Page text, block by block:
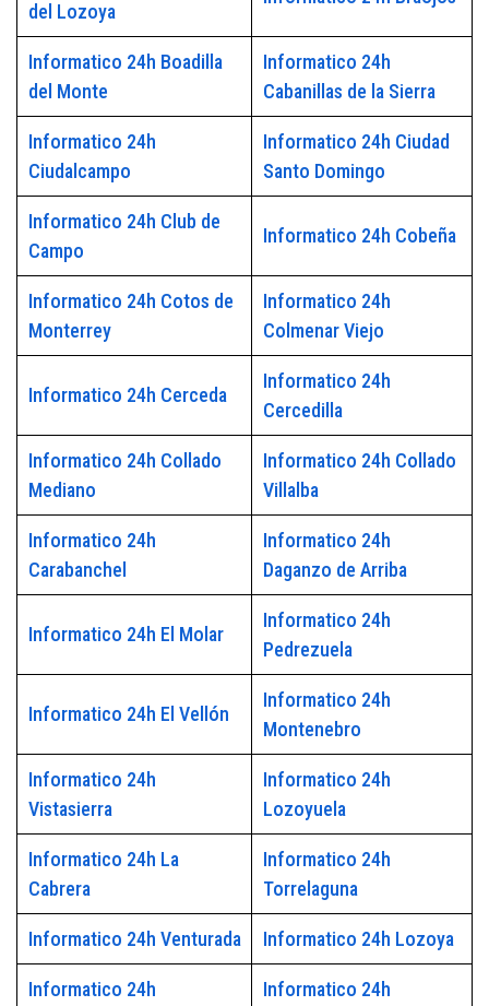
del Lozoya
Informatico 24h Boadilla
del Monte
Informatico 24h
Cabanillas de la Sierra
Informatico 24h
Ciudalcampo
Informatico 24h Ciudad
Santo Domingo
Informatico 24h Club de
Campo
Informatico 24h Cobeña
Informatico 24h Cotos de
Monterrey
Informatico 24h
Colmenar Viejo
Informatico 24h Cerceda
Informatico 24h
Cercedilla
Informatico 24h Collado
Mediano
Informatico 24h Collado
Villalba
Informatico 24h
Carabanchel
Informatico 24h
Daganzo de Arriba
Informatico 24h El Molar
Informatico 24h
Pedrezuela
Informatico 24h El Vellón
Informatico 24h
Montenebro
Informatico 24h
Vistasierra
Informatico 24h
Lozoyuela
Informatico 24h La
Cabrera
Informatico 24h
Torrelaguna
Informatico 24h Venturada Informatico 24h Lozoya
Informatico 24h
Informatico 24h